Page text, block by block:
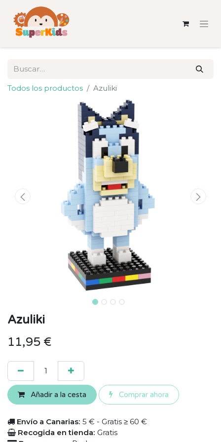
Todos los productos Azuliki
Azuliki
11,95 €
Añadir a la cesta Comprar ahora
Envío a Canarias: 5 € - Gratis ≥ 60 €
Recogida en tienda: Gratis